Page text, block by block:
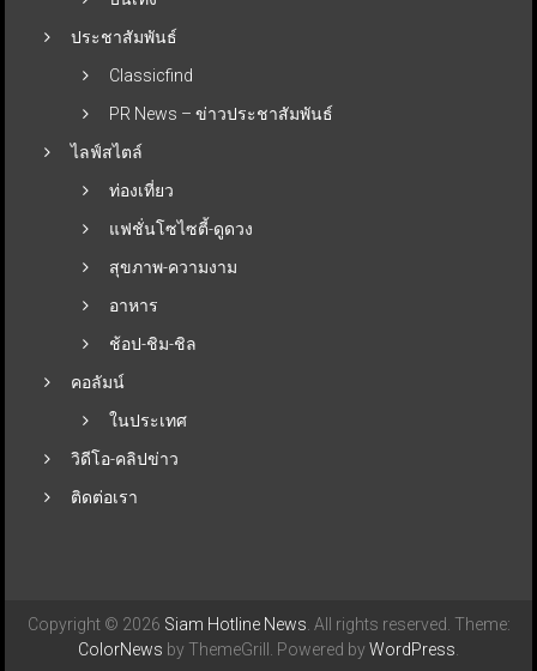
ประชาสัมพันธ์
Classicfind
PR News – ข่าวประชาสัมพันธ์
ไลฟ์สไตล์
ท่องเที่ยว
แฟชั่นโซไซตี้-ดูดวง
สุขภาพ-ความงาม
อาหาร
ช้อป-ชิม-ชิล
คอลัมน์
ในประเทศ
วิดีโอ-คลิปข่าว
ติดต่อเรา
Copyright © 2026 Siam Hotline News . All rights reserved. Theme:
ColorNews by ThemeGrill. Powered byWordPress